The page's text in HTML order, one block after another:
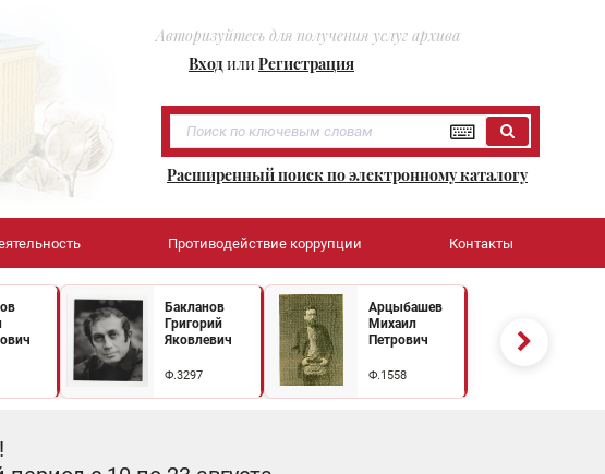
Авторизуйтесь для получения услуг архива
ВходилиРегистрация
Расширенный поиск по электронному каталогу
Противодействие коррупции Контакты
Бакланов
Григорий
Яковлевич
Ф.3297
Арцыбашев
Михаил
Петрович
Ф.1558